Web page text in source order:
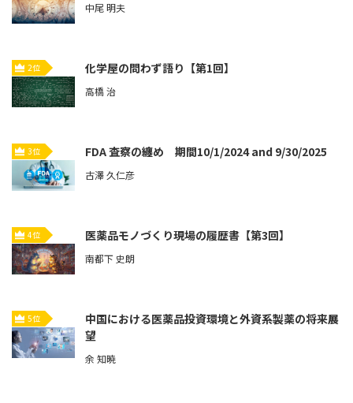
中尾 明夫
2位 化学屋の問わず語り【第1回】
高橋 治
3位 FDA 査察の纏め 期間10/1/2024 and 9/30/2025
古澤 久仁彦
4位 医薬品モノづくり現場の履歴書【第3回】
南都下 史朗
5位
中国における医薬品投資環境と外資系製薬の将来展
望
余 知暁